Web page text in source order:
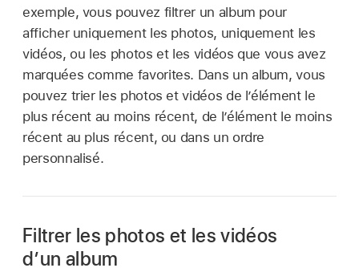
exemple, vous pouvez filtrer un album pour
afficher uniquement les photos, uniquement les
vidéos, ou les photos et les vidéos que vous avez
marquées comme favorites. Dans un album, vous
pouvez trier les photos et vidéos de l’élément le
plus récent au moins récent, de l’élément le moins
récent au plus récent, ou dans un ordre
personnalisé.
Filtrer les photos et les vidéos
d’un album